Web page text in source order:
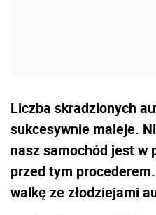
Liczba skradzionych
sukcesywnie maleje.
nasz samochód jest w
przed tym
walkę ze złodziejami